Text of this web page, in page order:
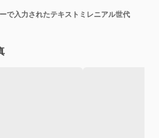
で入力されたテキストミレニアル世代